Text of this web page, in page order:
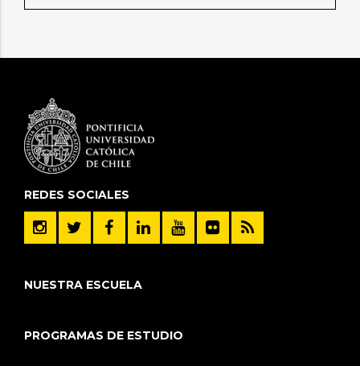
REDES SOCIALES
NUESTRA ESCUELA
PROGRAMAS DE ESTUDIO